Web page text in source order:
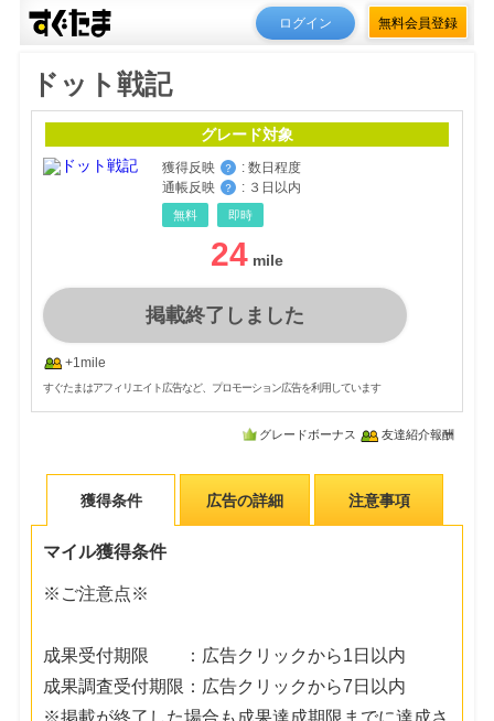
ログイン 無料会員登録
ドット戦記
グレード対象
獲得反映 ？ : 数日程度
通帳反映
？ : ３日以内
無料 即時
24
掲載終了しました
+1mile
すぐたまはアフィリエイト広告など、プロモーション広告を利用しています
グレードボーナス 友達紹介報酬
獲得条件 広告の詳細 注意事項
マイル獲得条件
※ご注意点※
成果受付期限 ：広告クリックから1日以内
成果調査受付期限：広告クリックから7日以内
※掲載が終了した場合も成果達成期限までに達成さ